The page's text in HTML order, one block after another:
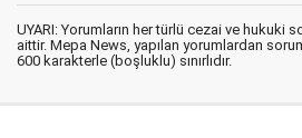
UYARI: Yorumların her türlü cezai ve hukuki
aittir. Mepa News, yapılan yorumlardan
600 karakterle (boşluklu) sınırlıdır.